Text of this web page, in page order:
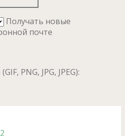
Получать новые
почте
PNG, JPG, JPEG):